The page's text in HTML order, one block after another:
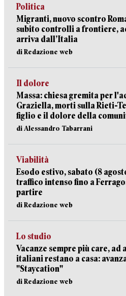
Politica
Migranti, nuovo scontro
subito controlli a frontiere,
arriva dall’Italia
di Redazione web
Il dolore
Massa: chiesa gremita per
Graziella, morti sulla Rieti-
figlio e il dolore della
di Alessandro Tabarrani
Viabilità
Esodo estivo, sabato (8
traffico intenso fino a
partire
di Redazione web
Lo studio
Vacanze sempre più care, ad
italiani restano a casa:
"Staycation"
di Redazione web